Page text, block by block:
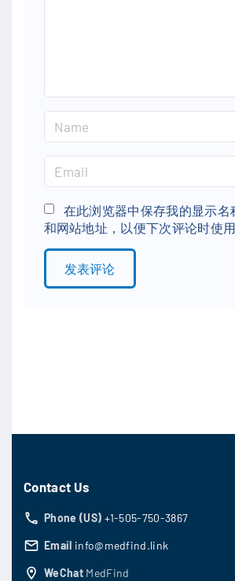
a
e
*
m
a
i
l
在此浏览器中保存我的显示名
和网站地址，以便下次评论时使用
Contact Us
Phone (US) +1-505-750-3867
Email info@medfind.link
WeChat MedFind